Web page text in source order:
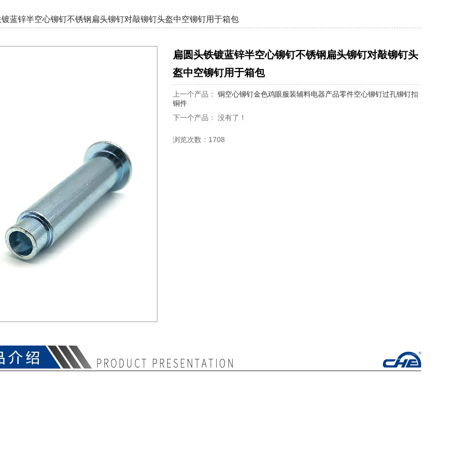
蓝锌半空心铆钉不锈钢扁头铆钉对敲铆钉头盔中空铆钉用于箱包
扁圆头铁镀蓝锌半空心铆钉不锈钢扁头铆钉对敲铆钉头
盔中空铆钉用于箱包
上一个产品： 铜空心铆钉金色鸡眼服装辅料电器产品零件空心铆钉过孔铆钉扣
铜件
下一个产品： 没有了！
浏览次数：1708